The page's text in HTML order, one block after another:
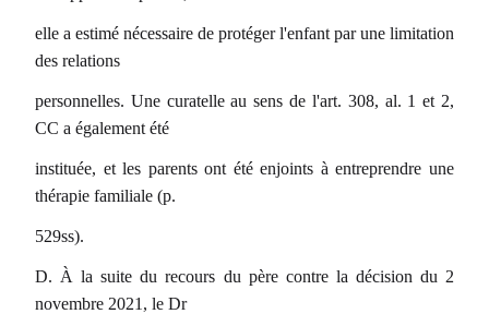
elle a estimé nécessaire de protéger l'enfant par une limitation
des relations
personnelles. Une curatelle au sens de l'art. 308, al. 1 et 2,
CC a également été
instituée, et les parents ont été enjoints à entreprendre une
thérapie familiale (p.
529ss).
D. À la suite du recours du père contre la décision du 2
novembre 2021, le Dr